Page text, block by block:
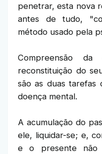
penetrar, esta nova
antes de tudo,
método usado pela
Compreensão
reconstituição do
são as duas tarefas
doença mental.
A acumulação do
ele, liquidar-se; e,
e o presente não